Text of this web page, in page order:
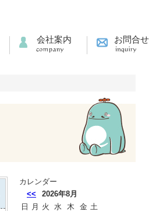
会社案内 お問合せ
カレンダー
<<
2026年8月
日
月 火 水 木 金 土